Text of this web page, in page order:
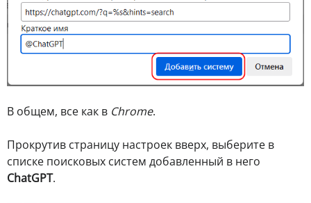
В общем, все как в Chrome.
Прокрутив страницу настроек вверх, выберите в
списке поисковых систем добавленный в него
ChatGPT.